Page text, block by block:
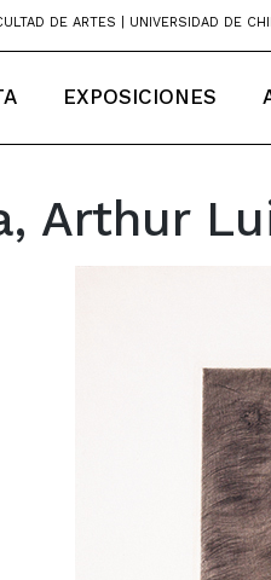
DE ARTES | UNIVERSIDAD DE
EXPOSICIONES
Arthur